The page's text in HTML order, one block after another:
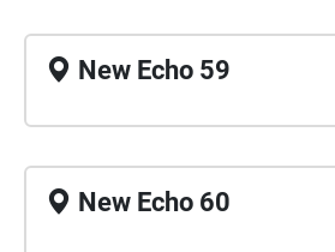
New Echo 59
New Echo 60